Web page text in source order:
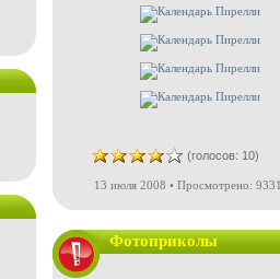
(голосов: 10)
13 июля 2008 • Просмотрено:
Фотоприколы